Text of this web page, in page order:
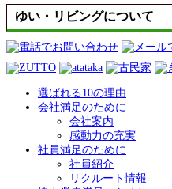
ゆい・リビングについて
選ばれる10の理由
会社満足のために
会社案内
感動力の充実
社員満足のために
社員紹介
リクルート情報